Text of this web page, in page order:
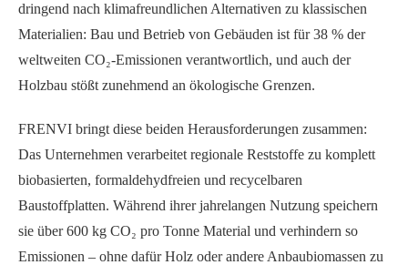
dringend nach klimafreundlichen Alternativen zu klassischen
Materialien: Bau und Betrieb von Gebäuden ist für 38 % der
weltweiten CO₂-Emissionen verantwortlich, und auch der
Holzbau stößt zunehmend an ökologische Grenzen.
FRENVI bringt diese beiden Herausforderungen zusammen:
Das Unternehmen verarbeitet regionale Reststoffe zu komplett
biobasierten, formaldehydfreien und recycelbaren
Baustoffplatten. Während ihrer jahrelangen Nutzung speichern
sie über 600 kg CO₂ pro Tonne Material und verhindern so
Emissionen – ohne dafür Holz oder andere Anbaubiomassen zu